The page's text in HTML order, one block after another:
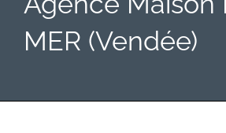
MER (Vendée)